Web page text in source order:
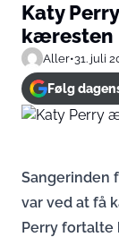
Katy
kæresten
Aller•31. juli
Følg
Sangerinden
var ved at få
Perry fortalte